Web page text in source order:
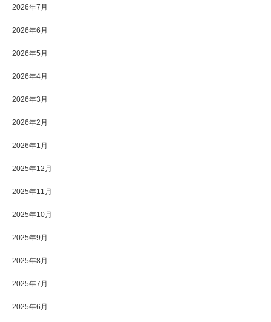
2026年7月
2026年6月
2026年5月
2026年4月
2026年3月
2026年2月
2026年1月
2025年12月
2025年11月
2025年10月
2025年9月
2025年8月
2025年7月
2025年6月